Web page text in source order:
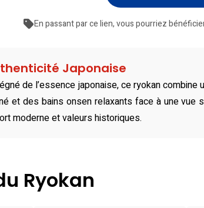
En passant par ce lien, vous pourriez
Japonaise
de l’essence japonaise, ce ryokan
et des bains onsen relaxants face à une vue
moderne et valeurs historiques.
Ryokan